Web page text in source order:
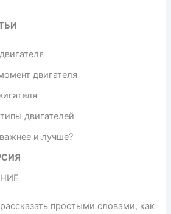
двигателя
двигателей
и лучше?
простыми словами, как